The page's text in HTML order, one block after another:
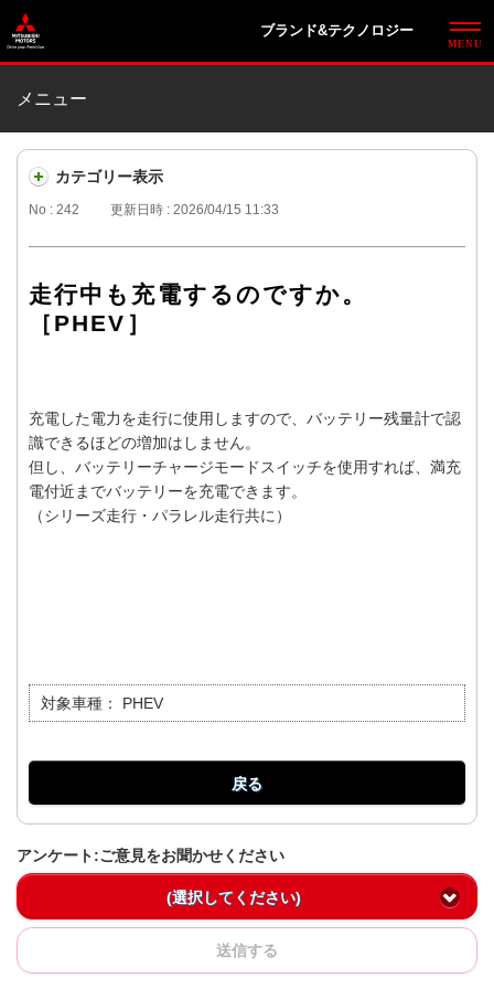
ブランド&テクノロジー
メニュー
カテゴリー表示
No : 242 更新日時 : 2026/04/15 11:33
走行中も充電するのですか。
［PHEV］
充電した電力を走行に使用しますので、バッテリー残量計で認
識できるほどの増加はしません。
但し、バッテリーチャージモードスイッチを使用すれば、満充
電付近までバッテリーを充電できます。
（シリーズ走行・パラレル走行共に）
対象車種： PHEV
戻る
アンケート:ご意見をお聞かせください
(選択してください)
送信する